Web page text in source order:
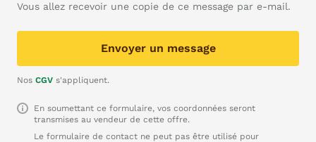
Vous allez recevoir une copie de ce message par e-mail.
Envoyer un message
Nos CGV s'appliquent.
En soumettant ce formulaire, vos coordonnées seront
transmises au vendeur de cette offre.
Le formulaire de contact ne peut pas être utilisé pour